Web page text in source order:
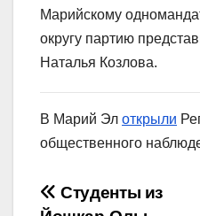
Марийскому
округу партию
Наталья Козлова.
В Марий Эл открыли
общественного
Навигация
Студенты из